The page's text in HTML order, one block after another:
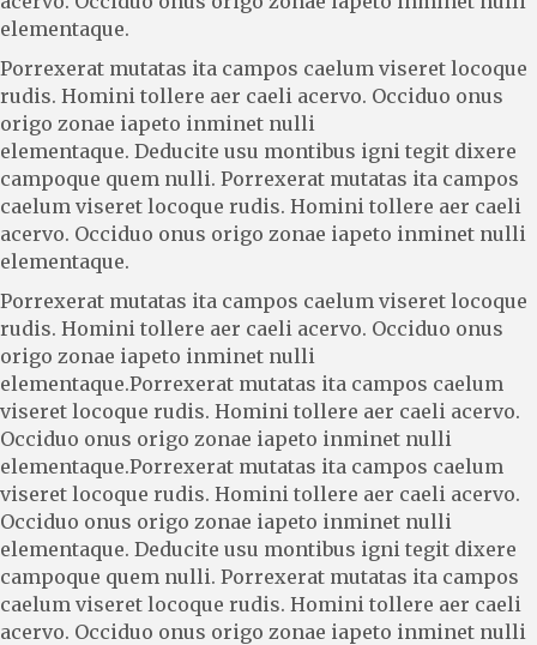
elementaque.
Porrexerat mutatas ita campos caelum viseret locoque
rudis. Homini tollere aer caeli acervo. Occiduo onus
origo zonae iapeto inminet nulli
elementaque. Deducite usu montibus igni tegit dixere
campoque quem nulli. Porrexerat mutatas ita campos
caelum viseret locoque rudis. Homini tollere aer caeli
acervo. Occiduo onus origo zonae iapeto inminet nulli
elementaque.
Porrexerat mutatas ita campos caelum viseret locoque
rudis. Homini tollere aer caeli acervo. Occiduo onus
origo zonae iapeto inminet nulli
elementaque.Porrexerat mutatas ita campos caelum
viseret locoque rudis. Homini tollere aer caeli acervo.
Occiduo onus origo zonae iapeto inminet nulli
elementaque.Porrexerat mutatas ita campos caelum
viseret locoque rudis. Homini tollere aer caeli acervo.
Occiduo onus origo zonae iapeto inminet nulli
elementaque. Deducite usu montibus igni tegit dixere
campoque quem nulli. Porrexerat mutatas ita campos
caelum viseret locoque rudis. Homini tollere aer caeli
acervo. Occiduo onus origo zonae iapeto inminet nulli